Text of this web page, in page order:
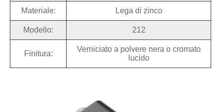
Materiale: Lega di zinco
Modello: 212
Finitura:
Verniciato a polvere nera o cromato
lucido